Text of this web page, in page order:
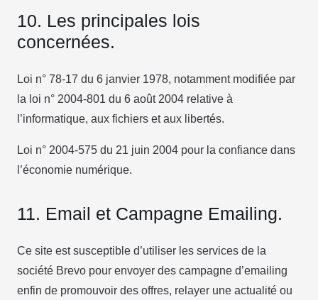
10. Les principales lois
concernées.
Loi n° 78-17 du 6 janvier 1978, notamment modifiée par
la loi n° 2004-801 du 6 août 2004 relative à
l’informatique, aux fichiers et aux libertés.
Loi n° 2004-575 du 21 juin 2004 pour la confiance dans
l’économie numérique.
11. Email et Campagne Emailing.
Ce site est susceptible d’utiliser les services de la
société Brevo pour envoyer des campagne d’emailing
enfin de promouvoir des offres, relayer une actualité ou